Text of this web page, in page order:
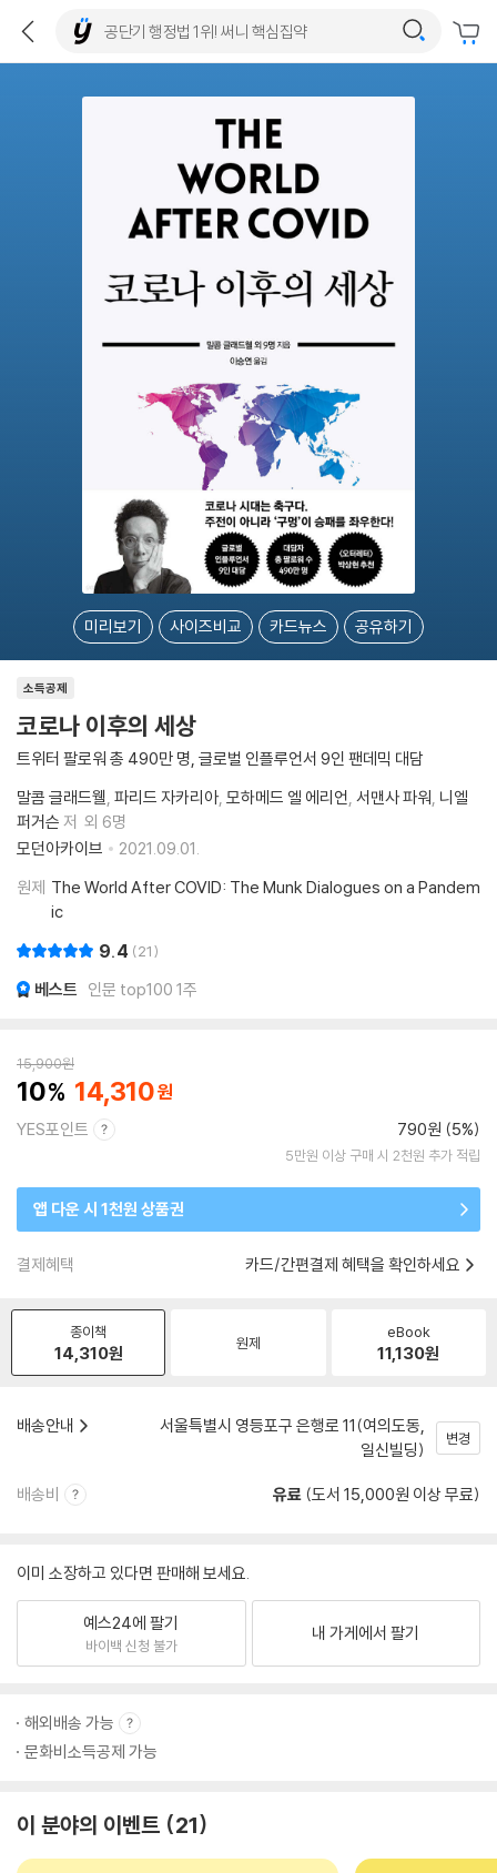
미리보기 사이즈비교 카드뉴스 공유하기
소득공제
코로나 이후의 세상
트위터 팔로워 총 490만 명, 글로벌 인플루언서 9인 팬데믹 대담
말콤 글래드웰 파리드 자카리아 모하메드 엘 에리언 서맨사 파워 니엘
퍼거슨 저 외 6명
모던아카이브
2021.09.01.
원제 The World After COVID: The Munk Dialogues on a Pandem
ic
9.4 21
베스트 인문 top100 1주
15,900원
10 14,310
YES포인트 790원 (5%)
5만원 이상 구매 시 2천원 추가 적립
앱 다운 시 1천원 상품권
결제혜택 카드/간편결제 혜택을 확인하세요
종이책
14,310원 원제
eBook
11,130원
배송안내
서울특별시 영등포구 은행로 11(여의도동,
일신빌딩)
변경
배송비 유료 (도서 15,000원 이상 무료)
이미 소장하고 있다면 판매해 보세요.
예스24에 팔기
바이백 신청 불가
내 가게에서 팔기
해외배송 가능
문화비소득공제 가능
이 분야의 이벤트 21